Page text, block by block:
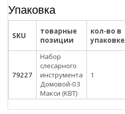
Упаковка
SKU
товарные
позиции
кол-во в
упаковке
79227
Набор
слесарного
инструмента
Домовой-03
Макси (КВТ)
1